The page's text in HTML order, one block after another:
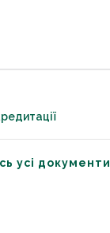
усі документи